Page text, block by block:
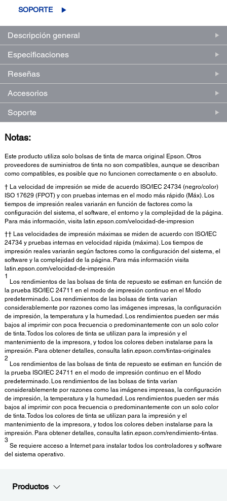
SOPORTE
Descripción general
Especificaciones
Reseñas
Accesorios
Soporte
Notas:
Este producto utiliza solo bolsas de tinta de marca original Epson. Otros
proveedores de suministros de tinta no son compatibles, aunque se describan
como compatibles, es posible que no funcionen correctamente o en absoluto.
† La velocidad de impresión se mide de acuerdo ISO/IEC 24734 (negro/color)
ISO 17629 (FPOT) y con pruebas internas en el modo más rápido (Máx). Los
tiempos de impresión reales variarán en función de factores como la
configuración del sistema, el software, el entorno y la complejidad de la página.
Para más información, visita latin.epson.com/velocidad-de-impresion
†† Las velocidades de impresión máximas se miden de acuerdo con ISO/IEC
24734 y pruebas internas en velocidad rápida (máxima). Los tiempos de
impresión reales variarán según factores como la configuración del sistema, el
software y la complejidad de la página. Para más información visita
latin.epson.com/velocidad-de-impresión
1
Los rendimientos de las bolsas de tinta de repuesto se estiman en función de
la prueba ISO/IEC 24711 en el modo de impresión continuo en el Modo
predeterminado. Los rendimientos de las bolsas de tinta varían
considerablemente por razones como las imágenes impresas, la configuración
de impresión, la temperatura y la humedad. Los rendimientos pueden ser más
bajos al imprimir con poca frecuencia o predominantemente con un solo color
de tinta. Todos los colores de tinta se utilizan para la impresión y el
mantenimiento de la impresora, y todos los colores deben instalarse para la
impresión. Para obtener detalles, consulta latin.epson.com/tintas-originales
2
Los rendimientos de las bolsas de tinta de repuesto se estiman en función de
la prueba ISO/IEC 24711 en el modo de impresión continuo en el Modo
predeterminado. Los rendimientos de las bolsas de tinta varían
considerablemente por razones como las imágenes impresas, la configuración
de impresión, la temperatura y la humedad. Los rendimientos pueden ser más
bajos al imprimir con poca frecuencia o predominantemente con un solo color
de tinta. Todos los colores de tinta se utilizan para la impresión y el
mantenimiento de la impresora, y todos los colores deben instalarse para la
impresión. Para obtener detalles, consulta latin.epson.com/rendimiento-tintas.
3
Se requiere acceso a Internet para instalar todos los controladores y software
del sistema operativo.
Productos